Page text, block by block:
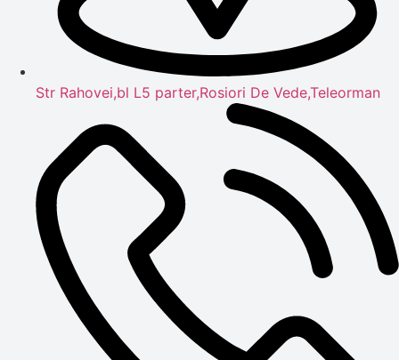
Str Rahovei,bl L5 parter,Rosiori De Vede,Teleorman